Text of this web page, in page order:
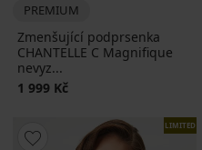
PREMIUM
Zmenšující podprsenka
CHANTELLE C Magnifique
nevyz...
1 999 Kč
LIMITED